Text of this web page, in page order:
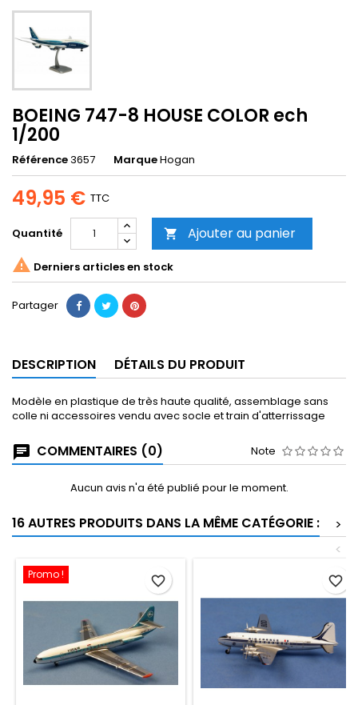
BOEING 747-8 HOUSE COLOR ech
1/200
Référence3657 MarqueHogan
49,95 € TTC
Quantité  Ajouter au panier
 Derniers articles en stock
Partager
DESCRIPTION DÉTAILS DU PRODUIT
Modèle en plastique de très haute qualité, assemblage sans
colle ni accessoires vendu avec socle et train d'atterrissage
COMMENTAIRES (0) Note
Aucun avis n'a été publié pour le moment.
16 AUTRES PRODUITS DANS LA MÊME CATÉGORIE :
>
<
Promo ! favorite_border favorite_border